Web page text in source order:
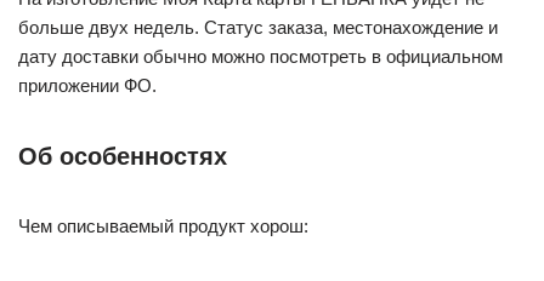
больше двух недель. Статус заказа, местонахождение и
дату доставки обычно можно посмотреть в официальном
приложении ФО.
Об особенностях
Чем описываемый продукт хорош: